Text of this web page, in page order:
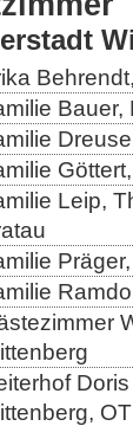
Bauer,
Leip,